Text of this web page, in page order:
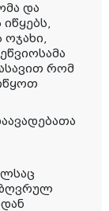
და
რომ